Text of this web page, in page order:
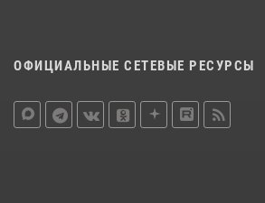
ОФИЦИАЛЬНЫЕ СЕТЕВЫЕ РЕСУРСЫ